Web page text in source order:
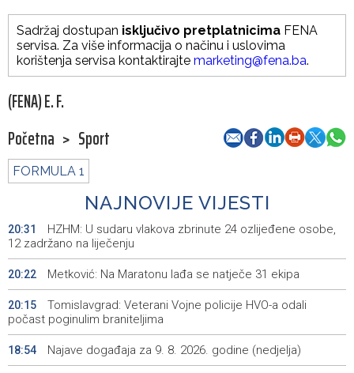
Sadržaj dostupan isključivo pretplatnicima FENA
servisa. Za više informacija o načinu i uslovima
korištenja servisa kontaktirajte marketing@fena.ba.
(FENA) E. F.
Početna > Sport
FORMULA 1
NAJNOVIJE VIJESTI
20:31
HZHM: U sudaru vlakova zbrinute 24 ozlijeđene osobe,
12 zadržano na liječenju
20:22 Metković: Na Maratonu lađa se natječe 31 ekipa
20:15
Tomislavgrad: Veterani Vojne policije HVO-a odali
počast poginulim braniteljima
18:54 Najave događaja za 9. 8. 2026. godine (nedjelja)